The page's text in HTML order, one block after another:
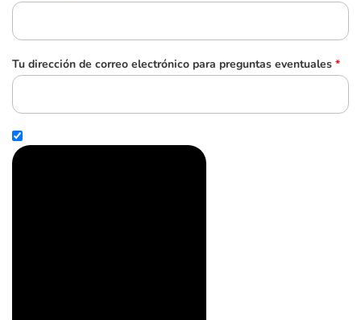
Tu dirección de correo electrónico para preguntas eventuales *